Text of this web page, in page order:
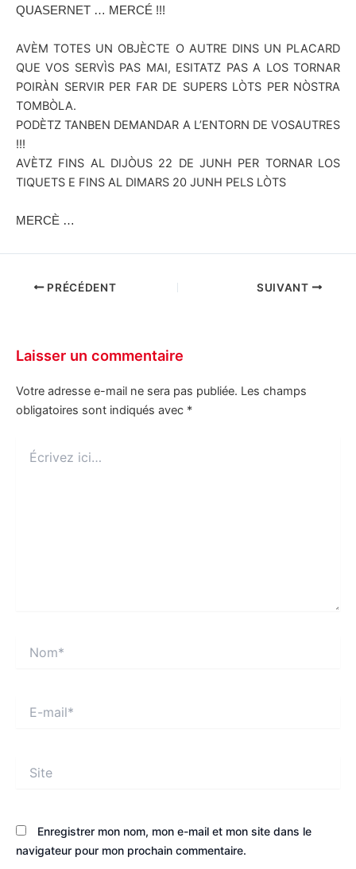
QUASERNET … MERCÉ !!!
AVÈM TOTES UN OBJÈCTE O AUTRE DINS UN PLACARD
QUE VOS SERVÌS PAS MAI, ESITATZ PAS A LOS TORNAR
POIRÀN SERVIR PER FAR DE SUPERS LÒTS PER NÒSTRA
TOMBÒLA.
PODÈTZ TANBEN DEMANDAR A L’ENTORN DE VOSAUTRES
!!!
AVÈTZ FINS AL DIJÒUS 22 DE JUNH PER TORNAR LOS
TIQUETS E FINS AL DIMARS 20 JUNH PELS LÒTS
MERCÈ …
PRÉCÉDENT SUIVANT
Laisser un commentaire
Votre adresse e-mail ne sera pas publiée. Les champs
obligatoires sont indiqués avec *
ici…
mail*
Enregistrer mon nom, mon e-mail et mon site dans le
navigateur pour mon prochain commentaire.